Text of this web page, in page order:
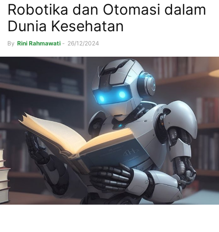
Robotika dan Otomasi dalam
Dunia Kesehatan
By Rini Rahmawati - 26/12/2024